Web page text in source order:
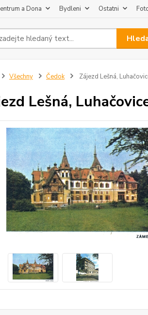
a Dona Bydleni Ostatni
Všechny Čedok Zájezd Lešná,
Lešná,